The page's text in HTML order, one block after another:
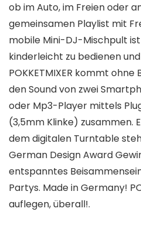
ob im Auto, im Freien oder
gemeinsamen Playlist mit
mobile Mini-DJ-Mischpult
kinderleicht zu bedienen
POKKETMIXER kommt
den Sound von zwei
oder Mp3-Player mittels
(3,5mm Klinke) zusammen.
dem digitalen Turntable
German Design Award
entspanntes
Partys. Made in Germany!
auflegen, überall!.